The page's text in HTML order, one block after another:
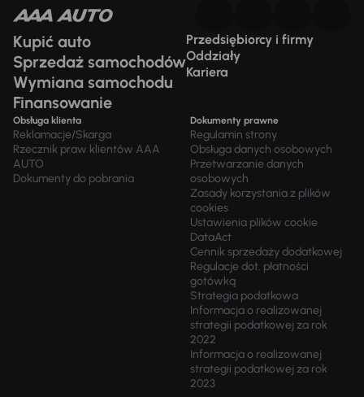
Kupić auto
Sprzedaż samochodów
Wymiana samochodu
Finansowanie
Przedsiębiorcy i firmy
Oddziały
Kariera
Obsługa klienta
Reklamacje/Skarga
Rzecznik praw klientów AAA
AUTO
Dokumenty do pobrania
Dokumenty prawne
Regulamin strony
Obsługa danych osobowych
Przetwarzanie danych
osobowych
Zasady korzystania z plików
cookies
Ustawienia plików cookie
DataAct
Cennik sprzedaży dodatkowej
Regulacje dot. płatności
gotówką
Strategia podatkowa
Informacja o realizowanej
strategii podatkowej za rok
2022
Informacja o realizowanej
strategii podatkowej za rok
2023